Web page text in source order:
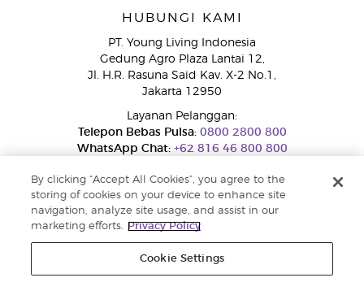
HUBUNGI KAMI
PT. Young Living Indonesia
Gedung Agro Plaza Lantai 12,
Jl. H.R. Rasuna Said Kav. X-2 No.1,
Jakarta 12950
Layanan Pelanggan:
Telepon Bebas Pulsa:0800 2800 800
WhatsApp Chat:+62 816 46 800 800
Layanan Pengaduan Konsumen
By clicking “Accept All Cookies”, you agree to the
storing of cookies on your device to enhance site
navigation, analyze site usage, and assist in our
marketing efforts.
Privacy Policy
Cookie Settings